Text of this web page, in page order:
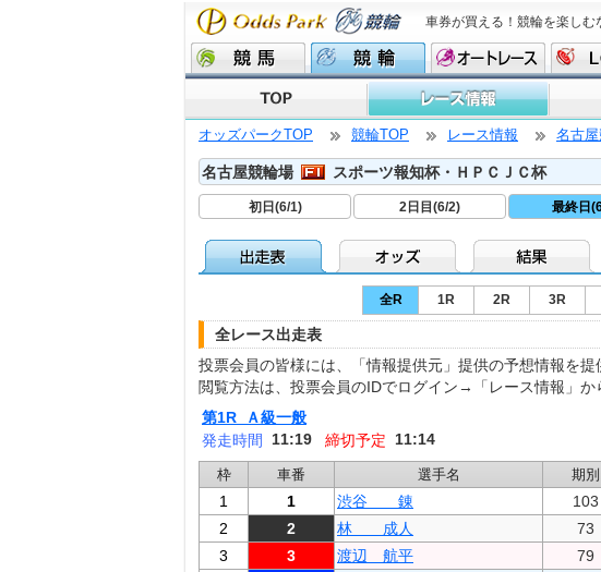
車券が買える！競輪を楽しむ
オッズパークTOP 競輪TOP レース情報 名古
名古屋競輪場 スポーツ報知杯・ＨＰＣＪＣ杯
初日(6/1) 2日目(6/2) 最終日
全R 1R 2R 3R
全レース出走表
投票会員の皆様には、「情報提供元」提供の予想情報を提
閲覧方法は、投票会員のIDでログイン→「レース情報」か
第1R Ａ級一般
発走時間
11:19 締切予定 11:14
枠 車番 選手名 期別
1 1 渋谷 錬 103
2
2 林 成人 73
3
3 渡辺 航平 79